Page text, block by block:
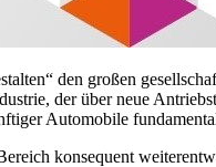
den großen
der über neue
Automobile
konsequent